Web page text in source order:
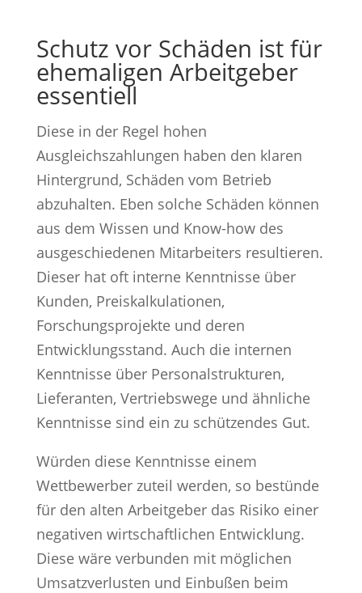
Schutz vor Schäden ist für
ehemaligen Arbeitgeber
essentiell
Diese in der Regel hohen
Ausgleichszahlungen haben den klaren
Hintergrund, Schäden vom Betrieb
abzuhalten. Eben solche Schäden können
aus dem Wissen und Know-how des
ausgeschiedenen Mitarbeiters resultieren.
Dieser hat oft interne Kenntnisse über
Kunden, Preiskalkulationen,
Forschungsprojekte und deren
Entwicklungsstand. Auch die internen
Kenntnisse über Personalstrukturen,
Lieferanten, Vertriebswege und ähnliche
Kenntnisse sind ein zu schützendes Gut.
Würden diese Kenntnisse einem
Wettbewerber zuteil werden, so bestünde
für den alten Arbeitgeber das Risiko einer
negativen wirtschaftlichen Entwicklung.
Diese wäre verbunden mit möglichen
Umsatzverlusten und Einbußen beim